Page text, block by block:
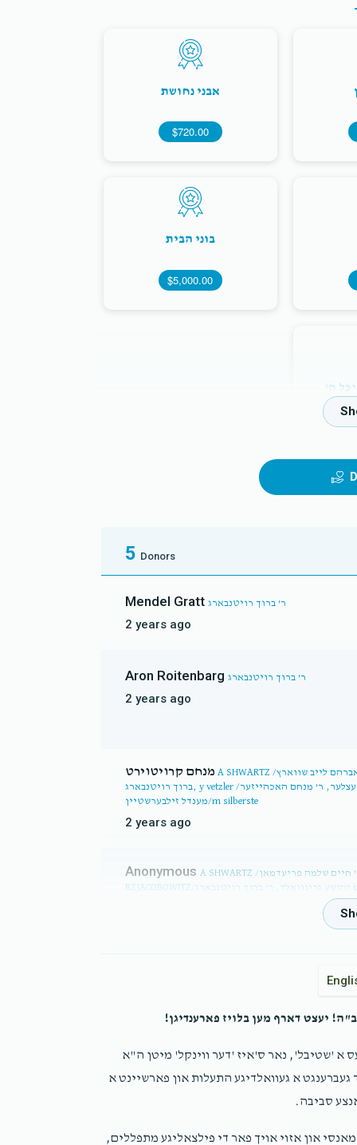
אבני נחושת
$720.00
בוני הבית
$5,000.00
ה'
5 Donors
Mendel Gratt ר' ברוך רויטנבארג
2 years ago
Aron Roitenbarg ר' ברוך רויטנבארג
2 years ago
A SHWARTZ /ר' אברהם לייב שווארץ, BZJACOBOWITZ/ר' בן ציון יאקאבאוויטש, ר'
ברוך רויטנבארג, y vetzler /ר' יוסף וועצלער, ר' מנחם האכהייזער, BENGLANDER/ר' בעריש ענגלענדער, ר'
מענדל זילבערשטיין/m silberste
2 years ago
Anonymous A SHWARTZ /ר' אברהם לייב שווארץ, ר' חיים שלמה פריעדמאן / C S FREIDMAN,
BZJACOBOWITZ/ר' בן ציון יאקאבאוויטש, ר' אהרן ובנו ר' חיים יהושע גרינוואלד, ר' ברוך רויטנבארג, S D
BZJACOBOWITZ/ר' בן ציון יאקאבאוויטש, ר' אהרן ובנו ר' חיים יהושע גרינוואלד, ר' ברוך רויטנבארג, y
2 years ago
יעצט דארף מען בלויז פארענדיגן!
א 'שטיבל', נאר ס'איז 'דער ווינקל' מיטן ה"א
א געוואלדיגע התעלות און פארשיינט א
סביבה.
און אזוי אויך פאר די פילצאליגע מתפללים,